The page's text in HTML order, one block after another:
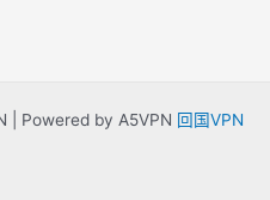
| Powered by A5VPN 回国VPN